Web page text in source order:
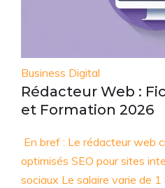
Business Digital
Rédacteur Web :
et Formation 2026
En bref : Le rédacteur web
optimisés SEO pour sites
sociaux Le salaire varie de